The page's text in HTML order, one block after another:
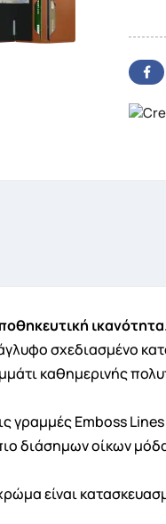
σχεδιασμένο
καθημερινής
γραμμές Emboss
διάσημων οίκων
είναι
Λίστα επιθυμιτών